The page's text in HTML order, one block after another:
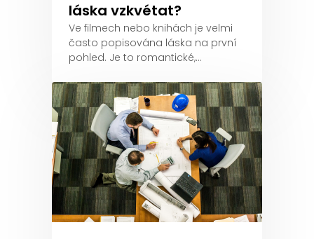
láska vzkvétat?
Ve filmech nebo knihách je velmi
často popisována láska na první
pohled. Je to romantické,…